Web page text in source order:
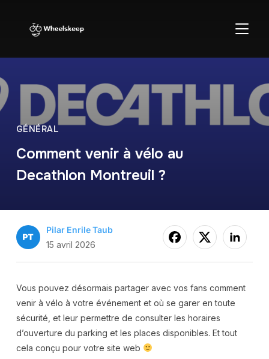
GÉNÉRAL
Comment venir à vélo au
Decathlon Montreuil ?
Pilar Enrile Taub
15 avril 2026
Vous pouvez désormais partager avec vos fans comment
venir à vélo à votre événement et où se garer en toute
sécurité, et leur permettre de consulter les horaires
d’ouverture du parking et les places disponibles. Et tout
cela conçu pour votre site web